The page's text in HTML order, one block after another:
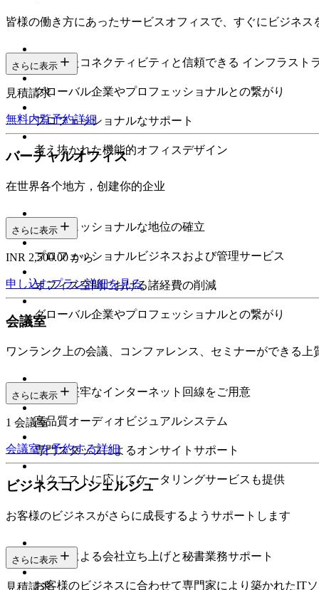
皆様の働き方にあったサービスオフィスで、すぐにビジネス
安定したコネクティビティと信頼できる インフラスト
グローバル企業やプロフェッショナルとの繋がり
プロフェッショナルなサポート
考え抜かれた機能的オフィスデザイン
さらに表示
見積請求
無料内覧予約詳細
バーチャルオフィス
在世界各个地方，创建你的企业
プロフェッショナルな地位の確立
プロフェッショナルビジネスおよび管理サービス
オフィス空間における諸経費の削減
グローバル企業やプロフェッショナルとの繋がり
さらに表示
INR 2,500.00 から
申し込むプラン詳細を見る
会議室
ワンランク上の会議、コンファレンス、セミナーができる上
高速で堅牢なインターネット回線をご用意
高品質オーディオビジュアルシステム
専門スタッフによるオンサイトサポート
リクエストに応じてケータリングサービスも提供
さらに表示
1 会議室
会議室を予約する詳細
ビジネスコンシェルジュ
お客様のビジネスがさらに成長するようサポートします
専門家による会社立ち上げと秘書業務サポート
お客様のビジネスに合わせて専門家により築かれたIT
さらに表示
見積請求